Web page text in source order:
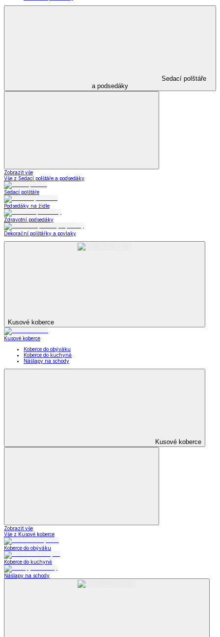
Sedací polštáře
a podsedáky
Zobrazit vše
Vše z Sedací polštáře a podsedáky
Sedací polštáře
Podsedáky na židle
Zdravotní podsedáky
Dekorační polštářky a povlaky
Kusové koberce
Kusové koberce
Koberce do obýváku
Koberce do kuchyně
Nášlapy na schody
Kusové koberce
Zobrazit vše
Vše z Kusové koberce
Koberce do obýváku
Koberce do kuchyně
Nášlapy na schody